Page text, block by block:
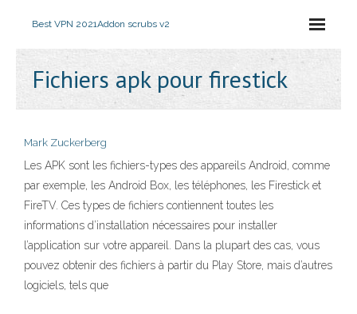
Best VPN 2021Addon scrubs v2
Fichiers apk pour firestick
Mark Zuckerberg
Les APK sont les fichiers-types des appareils Android, comme
par exemple, les Android Box, les téléphones, les Firestick et
FireTV. Ces types de fichiers contiennent toutes les
informations d’installation nécessaires pour installer
l’application sur votre appareil. Dans la plupart des cas, vous
pouvez obtenir des fichiers à partir du Play Store, mais d’autres
logiciels, tels que